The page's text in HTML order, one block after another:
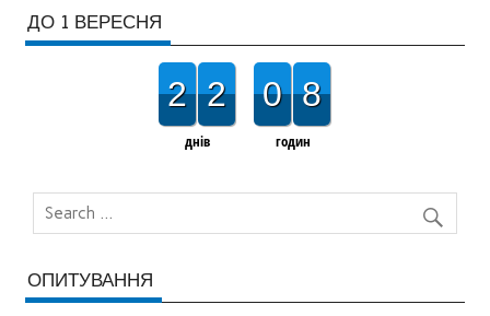
ДО 1 ВЕРЕСНЯ
2 2
днів
0 8
годин
ОПИТУВАННЯ